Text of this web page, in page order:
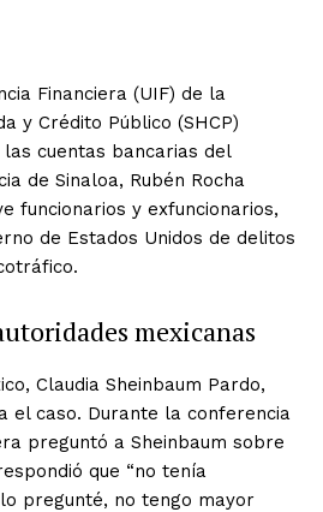
Financiera (UIF) de la
y Crédito Público (SHCP)
cuentas bancarias del
de Sinaloa, Rubén Rocha
funcionarios y exfuncionarios,
de Estados Unidos de delitos
mexicanas
Claudia Sheinbaum Pardo,
el caso. Durante la conferencia
preguntó a Sheinbaum sobre
que “no tenía
pregunté, no tengo mayor